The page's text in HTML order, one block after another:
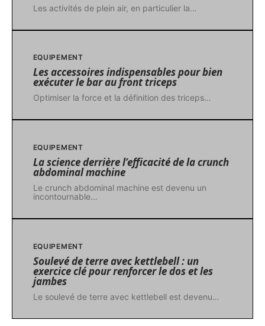
Les activités de plein air, en particulier la…
EQUIPEMENT
Les accessoires indispensables pour bien
exécuter le bar au front triceps
Optimiser la force et la définition des triceps…
EQUIPEMENT
La science derrière l’efficacité de la crunch
abdominal machine
Le crunch abdominal machine est devenu un
incontournable…
EQUIPEMENT
Soulevé de terre avec kettlebell : un
exercice clé pour renforcer le dos et les
jambes
Le soulevé de terre avec kettlebell est devenu…